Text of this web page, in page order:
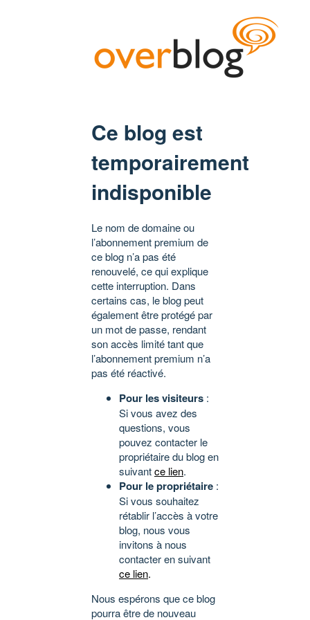
Ce blog est
temporairement
indisponible
Le nom de domaine ou
l’abonnement premium de
ce blog n’a pas été
renouvelé, ce qui explique
cette interruption. Dans
certains cas, le blog peut
également être protégé par
un mot de passe, rendant
son accès limité tant que
l’abonnement premium n’a
pas été réactivé.
Pour les visiteurs :
Si vous avez des
questions, vous
pouvez contacter le
propriétaire du blog en
suivantce lien.
Pour le propriétaire :
Si vous souhaitez
rétablir l’accès à votre
blog, nous vous
invitons à nous
contacter en suivant
ce lien.
Nous espérons que ce blog
pourra être de nouveau